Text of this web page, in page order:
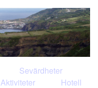
Sevärdheter
Aktiviteter
Hotell